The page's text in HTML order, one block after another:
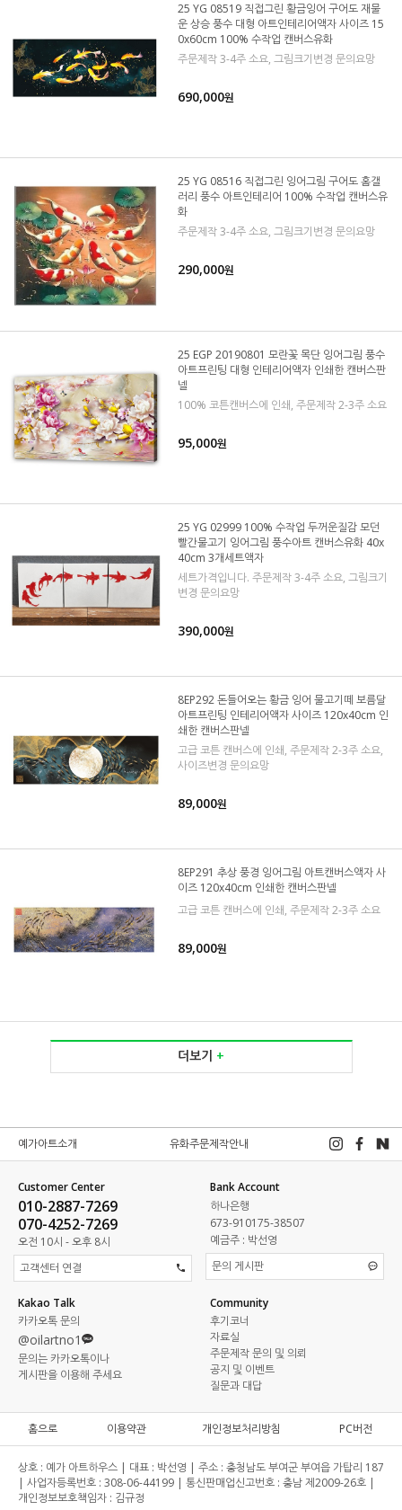
25 YG 08519 직접그린 황금잉어 구어도 재물
운 상승 풍수 대형 아트인테리어액자 사이즈 15
0x60cm 100% 수작업 캔버스유화
주문제작 3-4주 소요, 그림크기변경 문의요망
690,000원
25 YG 08516 직접그린 잉어그림 구어도 홈갤
러리 풍수 아트인테리어 100% 수작업 캔버스유
화
주문제작 3-4주 소요, 그림크기변경 문의요망
290,000원
25 EGP 20190801 모란꽃 목단 잉어그림 풍수
아트프린팅 대형 인테리어액자 인쇄한 캔버스판
넬
100% 코튼캔버스에 인쇄, 주문제작 2-3주 소요
95,000원
25 YG 02999 100% 수작업 두꺼운질감 모던
빨간물고기 잉어그림 풍수아트 캔버스유화 40x
40cm 3개세트액자
세트가격입니다. 주문제작 3-4주 소요, 그림크기
변경 문의요망
390,000원
8EP292 돈들어오는 황금 잉어 물고기떼 보름달
아트프린팅 인테리어액자 사이즈 120x40cm 인
쇄한 캔버스판넬
고급 코튼 캔버스에 인쇄, 주문제작 2-3주 소요,
사이즈변경 문의요망
89,000원
8EP291 추상 풍경 잉어그림 아트캔버스액자 사
이즈 120x40cm 인쇄한 캔버스판넬
고급 코튼 캔버스에 인쇄, 주문제작 2-3주 소요
89,000원
더보기 +
예가아트소개 유화주문제작안내
Customer Center
010-2887-7269
070-4252-7269
오전 10시 - 오후 8시
고객센터 연결
Bank Account
하나은행
673-910175-38507
예금주 : 박선영
문의 게시판
Kakao Talk
카카오톡 문의
@oilartno1
문의는 카카오톡이나
게시판을 이용해 주세요
Community
후기코너
자료실
주문제작 문의 및 의뢰
공지 및 이벤트
질문과 대답
홈으로 이용약관 개인정보처리방침 PC버전
상호 : 예가 아트하우스 | 대표 : 박선영 | 주소 : 충청남도 부여군 부여읍 가탑리 187
| 사업자등록번호 : 308-06-44199 | 통신판매업신고번호 : 충남 제2009-26호 |
개인정보보호책임자 : 김규정